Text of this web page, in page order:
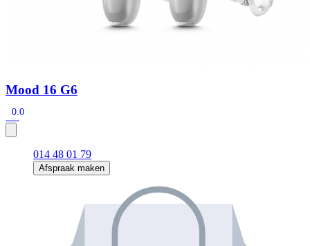
Mood 16 G6
0.0
014 48 01 79
Afspraak maken